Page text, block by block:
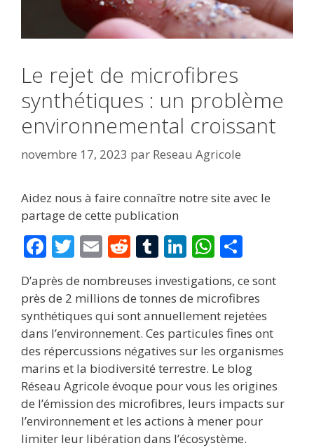
Le rejet de microfibres
synthétiques : un problème
environnemental croissant
novembre 17, 2023 par Reseau Agricole
Aidez nous à faire connaître notre site avec le
partage de cette publication
F
ac
e
b
o
o
k
T
itt
er
E
m
ai
l
R
d
di
t
T
m
bl
r
Li
n
k
e
dI
n
W
at
s
A
p
p
ta
g
er
D’après de nombreuses investigations, ce sont
près de 2 millions de tonnes de microfibres
synthétiques qui sont annuellement rejetées
dans l’environnement. Ces particules fines ont
des répercussions négatives sur les organismes
marins et la biodiversité terrestre. Le blog
Réseau Agricole évoque pour vous les origines
de l’émission des microfibres, leurs impacts sur
l’environnement et les actions à mener pour
limiter leur libération dans l’écosystème.